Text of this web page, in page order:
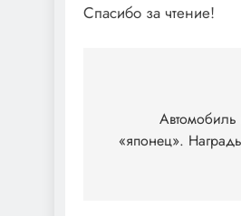
Спасибо за чтение!
записям
«японец».